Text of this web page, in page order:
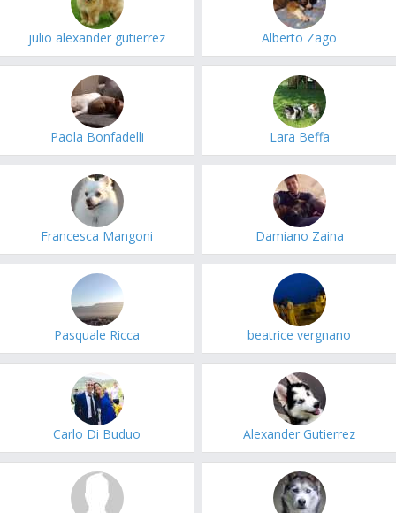
julio alexander gutierrez Alberto Zago
Paola Bonfadelli Lara Beffa
Francesca Mangoni Damiano Zaina
Pasquale Ricca beatrice vergnano
Carlo Di Buduo Alexander Gutierrez